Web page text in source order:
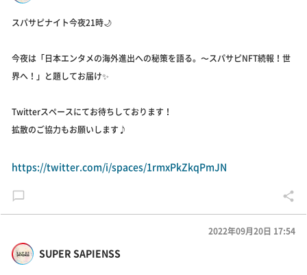
スパサピナイト今夜21時🌙
今夜は「日本エンタメの海外進出への秘策を語る。〜スパサピNFT続報！世
界へ！」と題してお届け✨
Twitterスペースにてお待ちしております！
拡散のご協力もお願いします♪
https://twitter.com/i/spaces/1rmxPkZkqPmJN
SUPER SAPIENSS
2022年09月20日 17:54